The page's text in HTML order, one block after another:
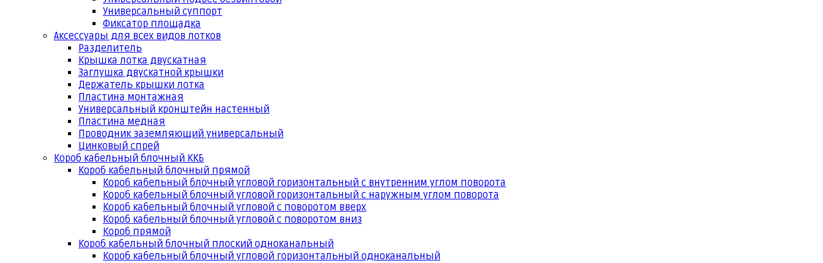
Универсальный суппорт
Фиксатор площадка
Аксессуары для всех видов лотков
Разделитель
Крышка лотка двускатная
Заглушка двускатной крышки
Держатель крышки лотка
Пластина монтажная
Универсальный кронштейн настенный
Пластина медная
Проводник заземляющий универсальный
Цинковый спрей
Короб кабельный блочный ККБ
Короб кабельный блочный прямой
Короб кабельный блочный угловой горизонтальный с внутренним углом поворота
Короб кабельный блочный угловой горизонтальный с наружным углом поворота
Короб кабельный блочный угловой с поворотом вверх
Короб кабельный блочный угловой с поворотом вниз
Короб прямой
Короб кабельный блочный плоский одноканальный
Короб кабельный блочный угловой горизонтальный одноканальный